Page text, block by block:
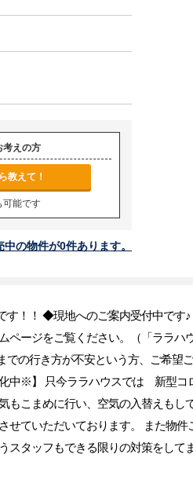
考えの方
教えて！
可能です
の物件が0件あります。
す！！ ◆現地へのご案内受付中です♪
ージをご覧ください。（「ララハ
での行き方が不安という方、ご希望ご
中※】 只今ララハウスでは 新型コ
もこまめに行い、空気の入替えもし
せていただいております。 また物件
スタッフもできる限りの対策をして